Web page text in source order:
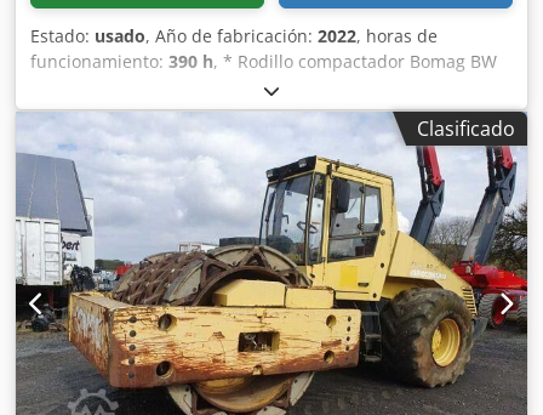
Estado: usado, Año de fabricación: 2022, horas de
funcionamiento: 390 h, * Rodillo compactador Bomag BW
213 D-5 * Año: 2022 * 390 horas * Euro 5 Codpjyr U Tnjfx
Apderf * 12.500–14.800 kg * Motor Deutz de 95 kW * Aire
acondicionado * Neumáticos: 23,1-26IND * ¡COMO NUEVO!
Clasificado